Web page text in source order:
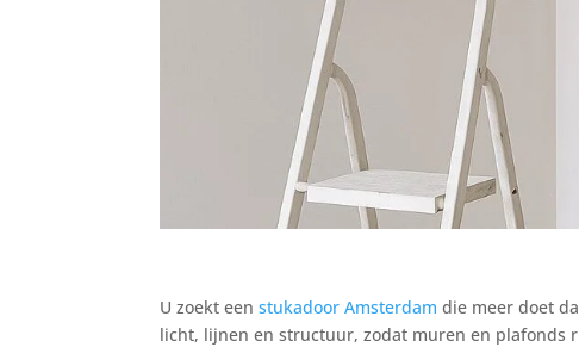
U zoekt eenstukadoor Amsterdam die meer doet
licht, lijnen en structuur, zodat muren en plafonds